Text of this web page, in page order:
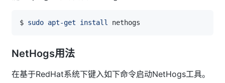
$ sudo apt-get install
NetHogs用法
在基于RedHat系统下键入如下命令启动NetHogs工具。